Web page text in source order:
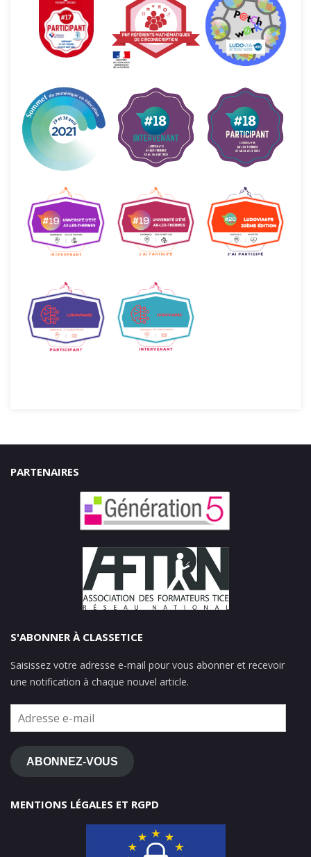
PARTENAIRES
S'ABONNER À CLASSETICE
Saisissez votre adresse e-mail pour vous abonner et recevoir
une notification à chaque nouvel article.
Adresse
e-
mail
ABONNEZ-VOUS
MENTIONS LÉGALES ET RGPD